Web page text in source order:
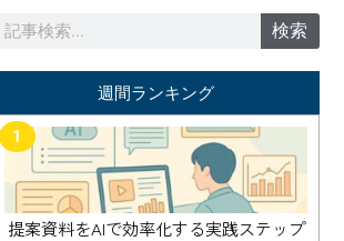
検
検索
週間ランキング
1
提案資料をAIで効率化する実践ステップ